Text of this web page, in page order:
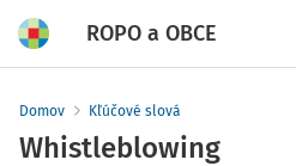
ROPO a OBCE
Domov Kľúčové slová
Whistleblowing